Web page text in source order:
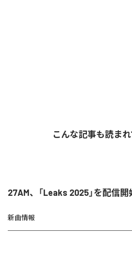
こんな記事も読ま
27AM、「Leaks 2025」を配信開
新曲情報